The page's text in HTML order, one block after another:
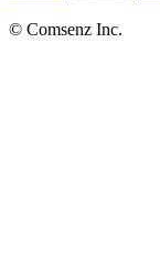
© Comsenz Inc.